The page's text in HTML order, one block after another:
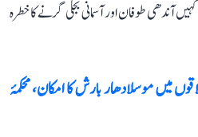
آندھی طوفان اور آسمانی بجلی گرنے کا خطرہ
میں موسلادھار بارش کا امکان، محکمۂ